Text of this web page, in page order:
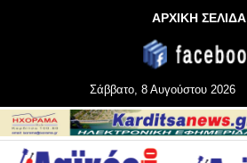
ΑΡΧΙΚΗ ΣΕΛΙΔΑ
Σάββατο, 8 Αυγούστου 2026